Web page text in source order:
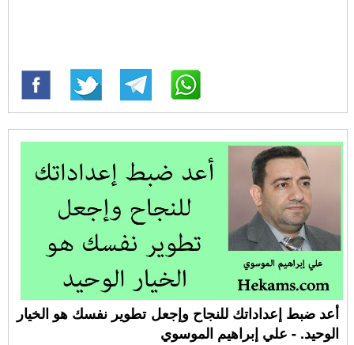
أعد ضبط إعداداتك للنجاح وإجعل تطوير نفسك هو الخيار
الوحيد. - علي إبراهيم الموسوي